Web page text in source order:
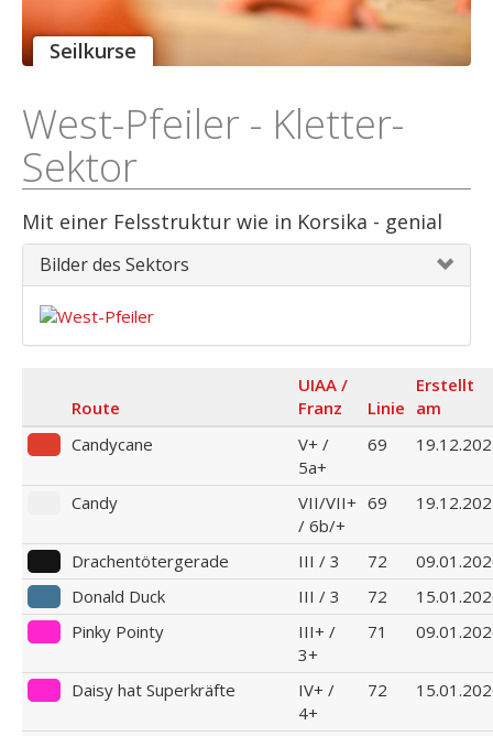
Seilkurse
West-Pfeiler - Kletter-
Sektor
Mit einer Felsstruktur wie in Korsika - genial
Bilder des Sektors
Route
UIAA /
Franz
Linie
Erstellt
am
Candycane
V+ /
5a+
69
Candy
VII/VII+
/ 6b/+
69
Drachentötergerade III / 3 72
Donald Duck
III / 3 72
Pinky Pointy
III+ /
3+
71
Daisy hat Superkräfte
IV+ /
4+
72